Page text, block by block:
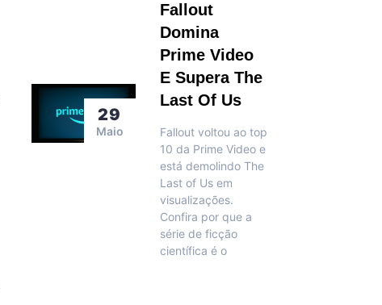
29
Maio
Fallout
Domina
Prime Video
E Supera The
Last Of Us
Fallout voltou ao top
10 da Prime Video e
está demolindo The
Last of Us em
visualizações.
Confira por que a
série de ficção
científica é o